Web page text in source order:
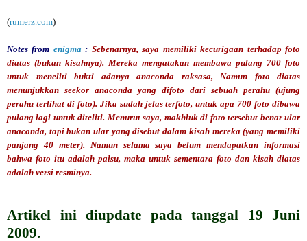
(rumerz.com)
Notes from enigma : Sebenarnya, saya memiliki kecurigaan terhadap foto
diatas (bukan kisahnya). Mereka mengatakan membawa pulang 700 foto
untuk meneliti bukti adanya anaconda raksasa, Namun foto diatas
menunjukkan seekor anaconda yang difoto dari sebuah perahu (ujung
perahu terlihat di foto). Jika sudah jelas terfoto, untuk apa 700 foto dibawa
pulang lagi untuk diteliti. Menurut saya, makhluk di foto tersebut benar ular
anaconda, tapi bukan ular yang disebut dalam kisah mereka (yang memiliki
panjang 40 meter). Namun selama saya belum mendapatkan informasi
bahwa foto itu adalah palsu, maka untuk sementara foto dan kisah diatas
adalah versi resminya.
Artikel ini diupdate pada tanggal 19 Juni
2009.